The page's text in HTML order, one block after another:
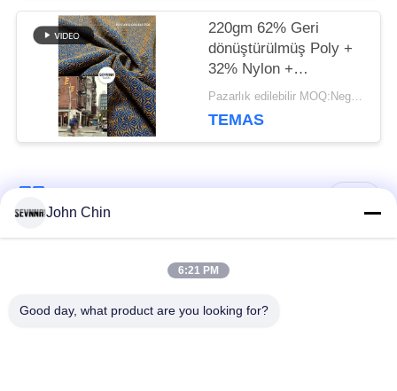
220gm 62% Geri
dönüştürülmüş Poly +
32% Nylon +
6%Spandex
Polyester Kumaşlar
Pazarlık edilebilir MOQ:Negotiable
TEMAS
Geri dönüşümlü
John Chin
6:21 PM
Good day, what product are you looking for?